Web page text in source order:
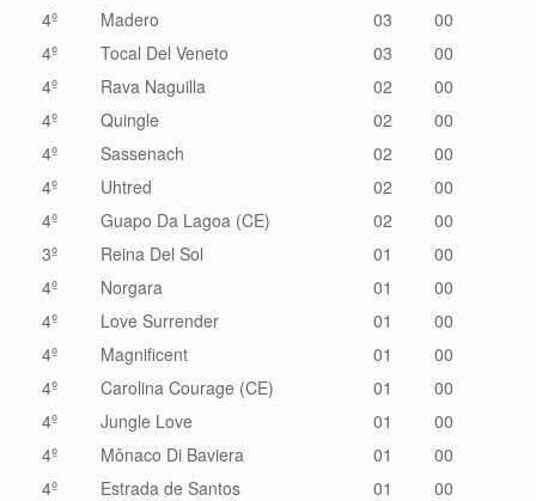
4º
Madero 03
00
4º
Tocal Del Veneto 03
00
4º
Rava Naguilla 02
00
4º
Quingle 02
00
4º
Sassenach 02
00
4º
Uhtred 02
00
4º
Guapo Da Lagoa (CE) 02
00
3º
Reina Del Sol 01
00
4º
Norgara 01
00
4º
Love Surrender 01
00
4º
Magnificent 01
00
4º
Carolina Courage (CE) 01
00
4º
Jungle Love 01
00
4º
Mônaco Di Baviera 01
00
4º
Estrada de Santos 01
00